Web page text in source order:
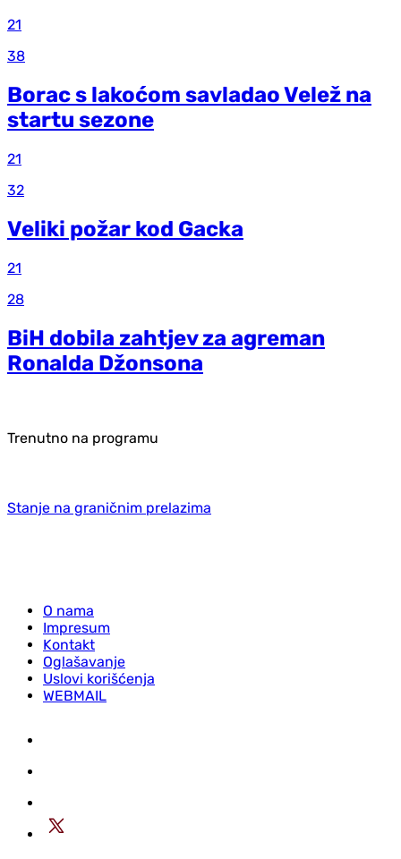
21
38
Borac s lakoćom savladao Velež na
startu sezone
21
32
Veliki požar kod Gacka
21
28
BiH dobila zahtjev za agreman
Ronalda Džonsona
Trenutno na programu
Stanje na graničnim prelazima
O nama
Impresum
Kontakt
Oglašavanje
Uslovi korišćenja
WEBMAIL